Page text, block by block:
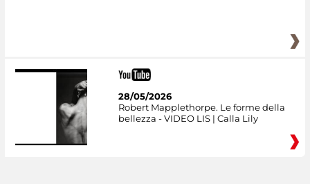
28/05/2026
Robert Mapplethorpe. Le forme della
bellezza - VIDEO LIS | Calla Lily